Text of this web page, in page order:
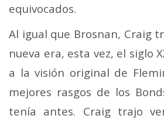
equivocados.
Al igual que Brosnan, Craig
nueva era, esta vez, el siglo
a la visión original de
mejores rasgos de los
tenía antes. Craig trajo